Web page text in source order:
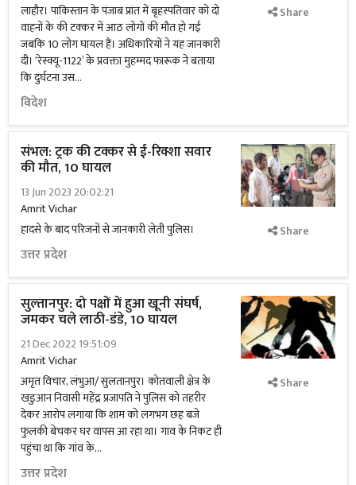
लाहौर। पाकिस्तान के पंजाब प्रांत में बृहस्पतिवार को दो
वाहनों के की टक्कर में आठ लोगों की मौत हो गई
जबकि 10 लोग घायल हैं। अधिकारियों ने यह जानकारी
दी। ‘रेस्क्यू-1122’ के प्रवक्ता मुहम्मद फारूक ने बताया
कि दुर्घटना उस...
विदेश
Share
संभल: ट्रक की टक्कर से ई-रिक्शा सवार
की मौत, 10 घायल
13 Jun 2023 20:02:21
Amrit Vichar
हादसे के बाद परिजनों से जानकारी लेती पुलिस।
उत्तर प्रदेश
Share
सुल्तानपुर: दो पक्षों में हुआ खूनी संघर्ष,
जमकर चले लाठी-डंडे, 10 घायल
21 Dec 2022 19:51:09
Amrit Vichar
अमृत विचार, लंभुआ/ सुलतानपुर। कोतवाली क्षेत्र के
खडुआन निवासी महेंद्र प्रजापति ने पुलिस को तहरीर
देकर आरोप लगाया कि शाम को लगभग छह बजे
फुलकी बेचकर घर वापस आ रहा था। गांव के निकट ही
पहुंचा था कि गांव के...
उत्तर प्रदेश
Share